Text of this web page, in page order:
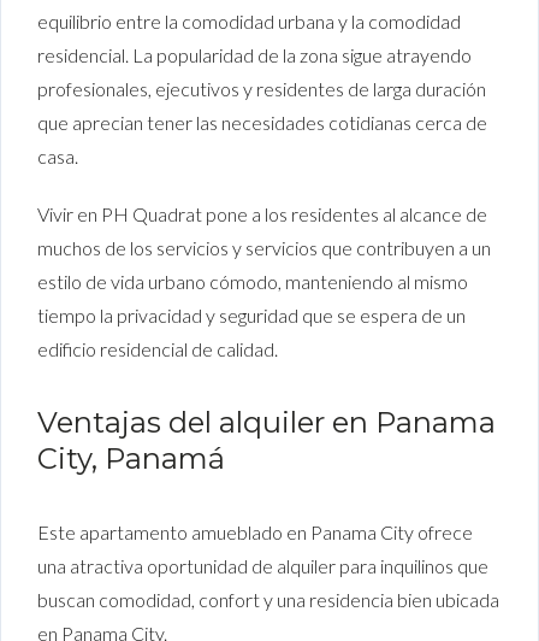
equilibrio entre la comodidad urbana y la comodidad
residencial. La popularidad de la zona sigue atrayendo
profesionales, ejecutivos y residentes de larga duración
que aprecian tener las necesidades cotidianas cerca de
casa.
Vivir en PH Quadrat pone a los residentes al alcance de
muchos de los servicios y servicios que contribuyen a un
estilo de vida urbano cómodo, manteniendo al mismo
tiempo la privacidad y seguridad que se espera de un
edificio residencial de calidad.
Ventajas del alquiler en Panama
City, Panamá
Este apartamento amueblado en Panama City ofrece
una atractiva oportunidad de alquiler para inquilinos que
buscan comodidad, confort y una residencia bien ubicada
en Panama City.